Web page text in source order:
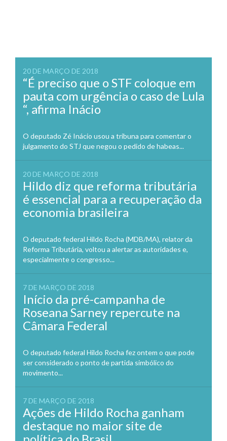
20 DE MARÇO DE 2018
“É preciso que o STF coloque em
pauta com urgência o caso de Lula
“, afirma Inácio
O deputado Zé Inácio usou a tribuna para comentar o
julgamento do STJ que negou o pedido de habeas...
20 DE MARÇO DE 2018
Hildo diz que reforma tributária
é essencial para a recuperação da
economia brasileira
O deputado federal Hildo Rocha (MDB/MA), relator da
Reforma Tributária, voltou a alertar as autoridades e,
especialmente o congresso...
7 DE MARÇO DE 2018
Início da pré-campanha de
Roseana Sarney repercute na
Câmara Federal
O deputado federal Hildo Rocha fez ontem o que pode
ser considerado o ponto de partida simbólico do
movimento...
7 DE MARÇO DE 2018
Ações de Hildo Rocha ganham
destaque no maior site de